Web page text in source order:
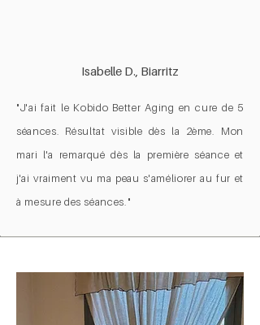
Isabelle D., Biarritz
"J'ai fait le Kobido Better Aging en cure de 5
séances. Résultat visible dès la 2ème. Mon
mari l'a remarqué dès la première séance et
j'ai vraiment vu ma peau s'améliorer au fur et
à mesure des séances."